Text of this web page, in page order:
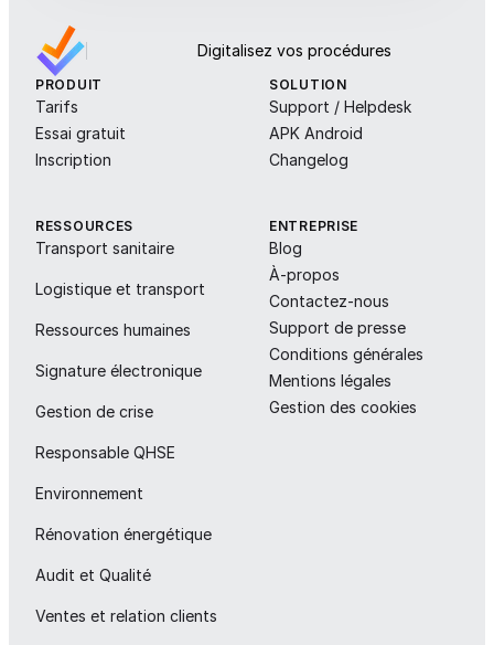
Digitalisez vos procédures
PRODUIT
Tarifs
Essai gratuit
Inscription
SOLUTION
Support / Helpdesk
APK Android
Changelog
RESSOURCES
Transport sanitaire
Logistique et transport
Ressources humaines
Signature électronique
Gestion de crise
Responsable QHSE
Environnement
Rénovation énergétique
Audit et Qualité
Ventes et relation clients
ENTREPRISE
Blog
À-propos
Contactez-nous
Support de presse
Conditions générales
Mentions légales
Gestion des cookies